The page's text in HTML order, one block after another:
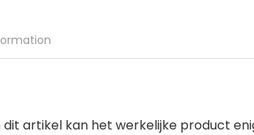
artikel kan het werkelijke product